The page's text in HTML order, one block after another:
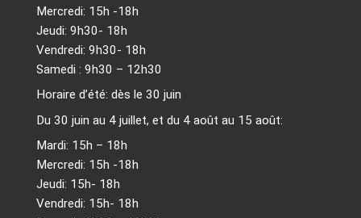
Mercredi: 15h -18h
Jeudi: 9h30- 18h
Vendredi: 9h30- 18h
Samedi : 9h30 – 12h30
Horaire d’été: dès le 30 juin
Du 30 juin au 4 juillet, et du 4 août au 15 août:
Mardi: 15h – 18h
Mercredi: 15h -18h
Jeudi: 15h- 18h
Vendredi: 15h- 18h